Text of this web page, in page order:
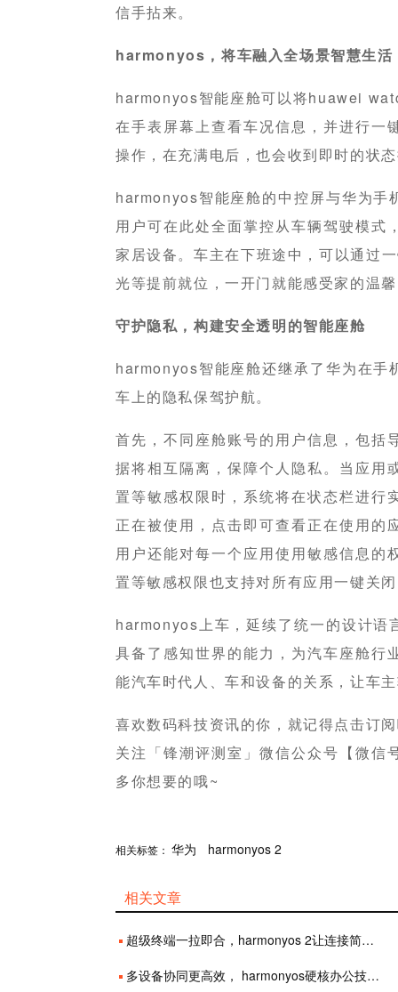
信手拈来。
harmonyos，将车融入全场景智慧生活
harmonyos智能座舱可以将huawei
在手表屏幕上查看车况信息，并进行一
操作，在充满电后，也会收到即时的状
harmonyos智能座舱的中控屏与华为手
用户可在此处全面掌控从车辆驾驶模式
家居设备。车主在下班途中，可以通过
光等提前就位，一开门就能感受家的温
守护隐私，构建安全透明的智能座舱
harmonyos智能座舱还继承了华为在手
车上的隐私保驾护航。
首先，不同座舱账号的用户信息，包括
据将相互隔离，保障个人隐私。当应用
置等敏感权限时，系统将在状态栏进行
正在被使用，点击即可查看正在使用的
用户还能对每一个应用使用敏感信息的
置等敏感权限也支持对所有应用一键关
harmonyos上车，延续了统一的设计语
具备了感知世界的能力，为汽车座舱行
能汽车时代人、车和设备的关系，让车
喜欢数码科技资讯的你，就记得点击订
关注「锋潮评测室」微信公众号【微
多你想要的哦~
相关标签： 华为 harmonyos 2
分享 赞
相关文章
超级终端一拉即合，harmonyos 2让连接简单“亿”点
多设备协同更高效， harmonyos硬核办公技巧大盘点